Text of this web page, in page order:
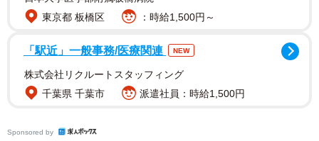
「頼りにして来るかわいい存在がいるのは良いですね」
いですね」
「羨ましいです。いくら払えばその席貸してもらえま
す？」
東京都 板橋区
：時給1,500円～
「駅近」一般事務/医療関連 NEW
株式会社リクルートスタッフィング
千葉県 千葉市
派遣社員：時給1,500円
Sponsored by